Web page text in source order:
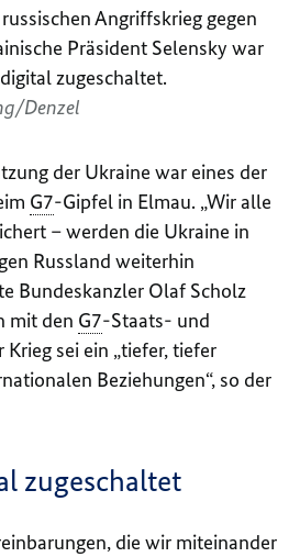
Angriffskrieg gegen
Präsident Selensky war
zugeschaltet.
Denzel
der Ukraine war eines der
G7-Gipfel in Elmau. „Wir alle
– werden die Ukraine in
Russland weiterhin
Bundeskanzler Olaf Scholz
mit den G7-Staats- und
Krieg sei ein „tiefer, tiefer
Beziehungen“, so der
zugeschaltet
die wir miteinander